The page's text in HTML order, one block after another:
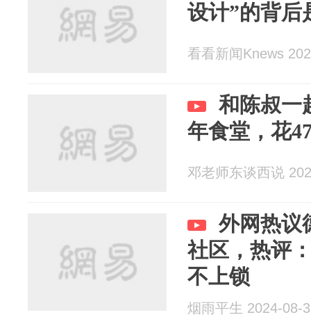
设计”的背
看看新闻Knews
和陈叔一
年食堂，花
邓老师东谈西说
外网热议
社区，热评
不上锁
烟雨平生 2024-08-